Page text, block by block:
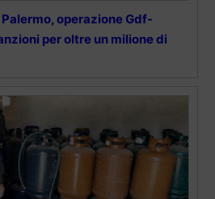
operazione Gdf-
per oltre un milione di